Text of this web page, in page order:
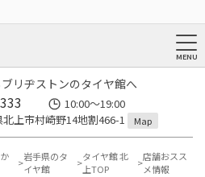
リヂストンのタイヤ館へ
10:00～19:00
上市村崎野14地割466-1
Map
岩手県のタ
イヤ館
タイヤ館 北
上TOP
店舗おスス
メ情報